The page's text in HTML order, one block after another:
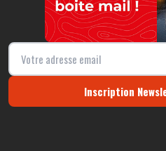
Inscription